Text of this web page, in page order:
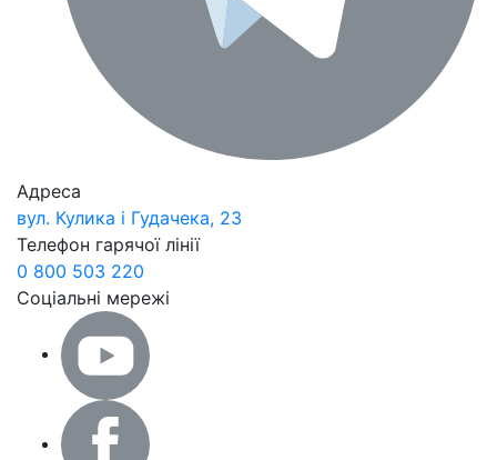
Адреса
вул. Кулика і Гудачека, 23
Телефон гарячої лінії
0 800 503 220
Соціальні мережі